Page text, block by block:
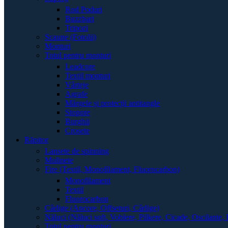
Rod Poduri
Buzzbari
Tripozi
Scaune (Fotolii)
Monturi
Totul pentru monturi
Leadcore
Textil monturi
Vârteje
Agrafe
Mărgele și protecții antitangle
Stopore
Burghii
Crosete
Răpitor
Lansete de spinning
Mulinete
Fire (Textil, Monofilament, Fluorocarbon)
Monofilament
Textil
Fluorocarbon
Cârlige (Ancore, Offseturi, Cârlige)
Năluci (Năluci soft, Voblere, Pilkere, Cicade, Oscilante,
Totul pentru monturi